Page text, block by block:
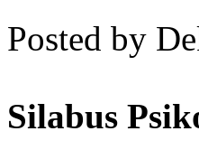
Posted by
Silabus